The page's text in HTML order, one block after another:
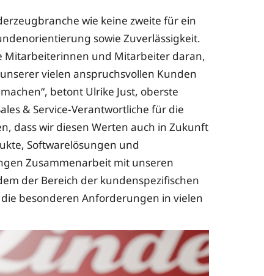
wie keine zweite für ein
sowie Zuverlässigkeit.
Mitarbeiterinnen und Mitarbeiter daran,
vielen anspruchsvollen Kunden
betont Ulrike Just, oberste
& Service-Verantwortliche für die
dass wir diesen Werten auch in Zukunft
Softwarelösungen und
Zusammenarbeit mit unseren
der Bereich der kundenspezifischen
besonderen Anforderungen in vielen